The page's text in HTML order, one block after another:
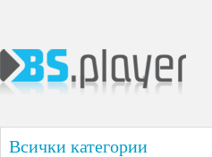
Всички категории